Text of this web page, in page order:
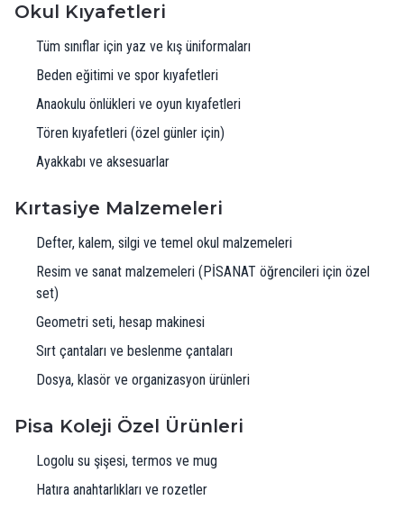
Okul Kıyafetleri
Tüm sınıflar için yaz ve kış üniformaları
Beden eğitimi ve spor kıyafetleri
Anaokulu önlükleri ve oyun kıyafetleri
Tören kıyafetleri (özel günler için)
Ayakkabı ve aksesuarlar
Kırtasiye Malzemeleri
Defter, kalem, silgi ve temel okul malzemeleri
Resim ve sanat malzemeleri (PİSANAT öğrencileri için özel
set)
Geometri seti, hesap makinesi
Sırt çantaları ve beslenme çantaları
Dosya, klasör ve organizasyon ürünleri
Pisa Koleji Özel Ürünleri
Logolu su şişesi, termos ve mug
Hatıra anahtarlıkları ve rozetler